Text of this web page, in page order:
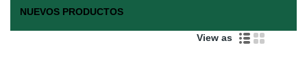
NUEVOS PRODUCTOS
View as